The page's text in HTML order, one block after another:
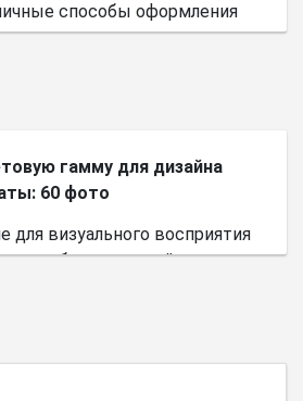
способы оформления
гамму для дизайна
60 фото
для визуального восприятия
выбор цветовой палитры.